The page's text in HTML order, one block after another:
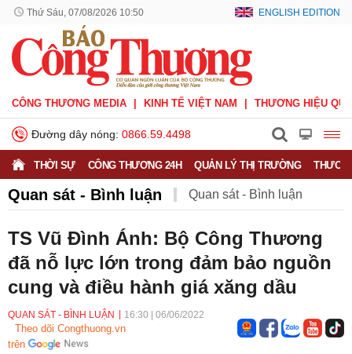
Thứ Sáu, 07/08/2026 10:50 ENGLISH EDITION
CÔNG THƯƠNG MEDIA KINH TẾ VIỆT NAM THƯƠNG HIỆU
Đường dây nóng: 0866.59.4498
THỜI SỰ CÔNG THƯƠNG 24H QUẢN LÝ THỊ TRƯỜNG
Quan sát - Bình luận Quan sát - Bình luận
Công Thương và công luận
Người tốt - Việc tốt Phỏng vấn - Đối thoại
TS Vũ Đình Ánh: Bộ Công Thương
đã nỗ lực lớn trong đảm bảo nguồn
cung và điều hành giá xăng dầu
QUAN SÁT - BÌNH LUẬN 16:30 06/06/2022
Theo dõi Congthuong.vn
trên